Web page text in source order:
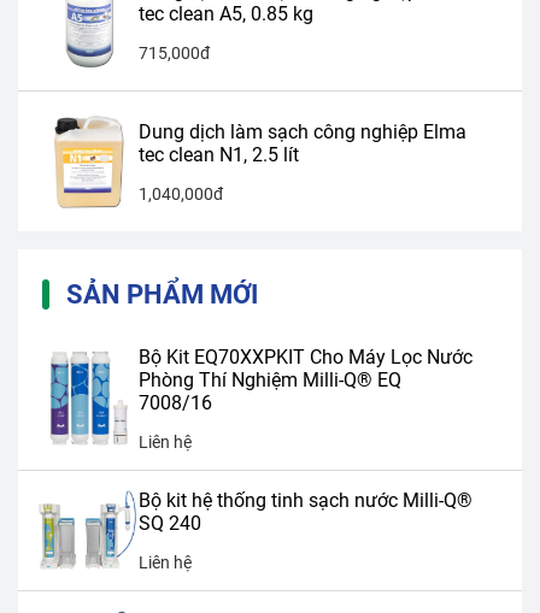
tec clean A5, 0.85 kg
715,000đ
Dung dịch làm sạch công nghiệp Elma
tec clean N1, 2.5 lít
1,040,000đ
SẢN PHẨM MỚI
Bộ Kit EQ70XXPKIT Cho Máy Lọc Nước
Phòng Thí Nghiệm Milli-Q® EQ
7008/16
Liên hệ
Bộ kit hệ thống tinh sạch nước Milli-Q®
SQ 240
Liên hệ